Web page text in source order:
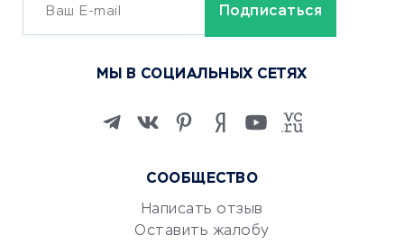
ОБУЧЕНИЕ И РАБОТА
Изучение иностранных
Маркетинг и продажи
Репетиторство
Красота и здоровье
СООБЩЕСТВО
Написать отзыв
Оставить жалобу
МЫ В СОЦИАЛЬНЫХ СЕТЯХ